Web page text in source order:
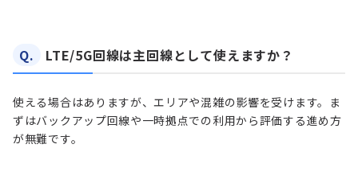
Q. LTE/5G回線は主回線として使えますか？
使える場合はありますが、エリアや混雑の影響を受けます。ま
ずはバックアップ回線や一時拠点での利用から評価する進め方
が無難です。